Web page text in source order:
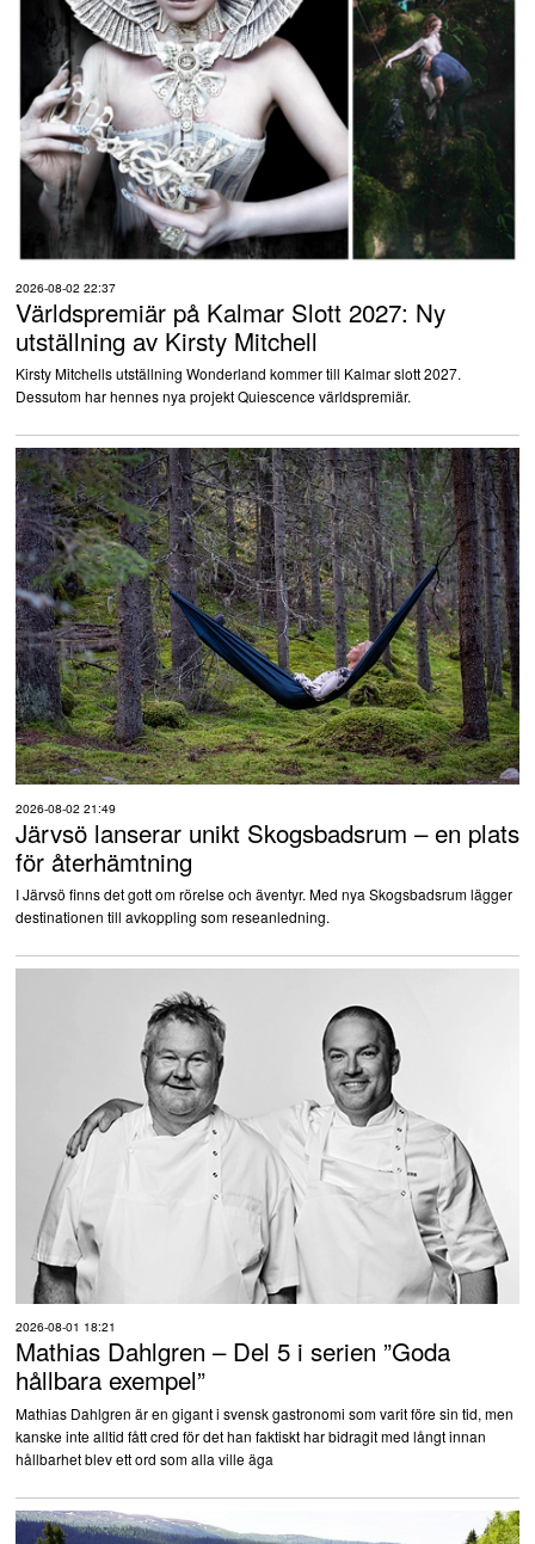
2026-08-02 22:37
Världspremiär på Kalmar Slott 2027: Ny
utställning av Kirsty Mitchell
Kirsty Mitchells utställning Wonderland kommer till Kalmar slott 2027.
Dessutom har hennes nya projekt Quiescence världspremiär.
2026-08-02 21:49
Järvsö lanserar unikt Skogsbadsrum – en plats
för återhämtning
I Järvsö finns det gott om rörelse och äventyr. Med nya Skogsbadsrum lägger
destinationen till avkoppling som reseanledning.
2026-08-01 18:21
Mathias Dahlgren – Del 5 i serien ”Goda
hållbara exempel”
Mathias Dahlgren är en gigant i svensk gastronomi som varit före sin tid, men
kanske inte alltid fått cred för det han faktiskt har bidragit med långt innan
hållbarhet blev ett ord som alla ville äga